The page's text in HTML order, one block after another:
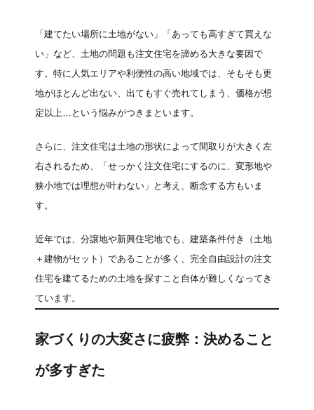
「建てたい場所に土地がない」「あっても高すぎて買えな
い」など、土地の問題も注文住宅を諦める大きな要因で
す。特に人気エリアや利便性の高い地域では、そもそも更
地がほとんど出ない、出てもすぐ売れてしまう、価格が想
定以上…という悩みがつきまといます。
さらに、注文住宅は土地の形状によって間取りが大きく左
右されるため、「せっかく注文住宅にするのに、変形地や
狭小地では理想が叶わない」と考え、断念する方もいま
す。
近年では、分譲地や新興住宅地でも、建築条件付き（土地
＋建物がセット）であることが多く、完全自由設計の注文
住宅を建てるための土地を探すこと自体が難しくなってき
ています。
家づくりの大変さに疲弊：決めること
が多すぎた